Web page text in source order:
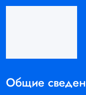
Общие